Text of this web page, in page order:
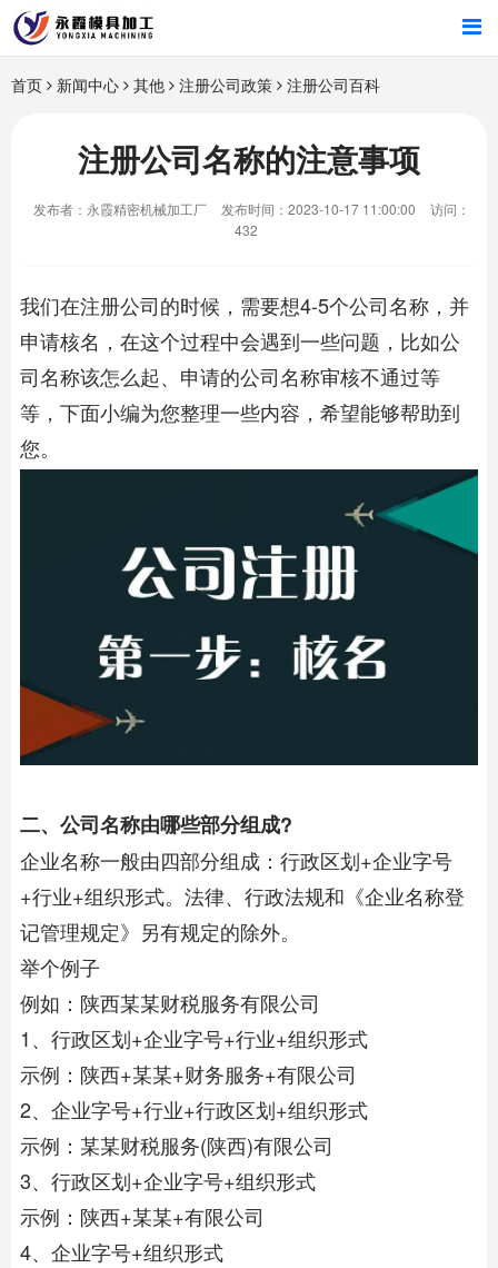
首页
产品中心
新闻中心
首页 新闻中心 其他 注册公司政策 注册公司百科
注册公司名称的注意事项
发布者：永霞精密机械加工厂 发布时间：2023-10-17 11:00:00
访问：
432
我们在注册公司的时候，需要想4-5个公司名称，并
申请核名，在这个过程中会遇到一些问题，比如公
司名称该怎么起、申请的公司名称审核不通过等
等，下面小编为您整理一些内容，希望能够帮助到
您。
二、公司名称由哪些部分组成?
企业名称一般由四部分组成：行政区划+企业字号
+行业+组织形式。法律、行政法规和《企业名称登
记管理规定》另有规定的除外。
举个例子
例如：陕西某某财税服务有限公司
1、行政区划+企业字号+行业+组织形式
示例：陕西+某某+财务服务+有限公司
2、企业字号+行业+行政区划+组织形式
示例：某某财税服务(陕西)有限公司
3、行政区划+企业字号+组织形式
示例：陕西+某某+有限公司
4、企业字号+组织形式